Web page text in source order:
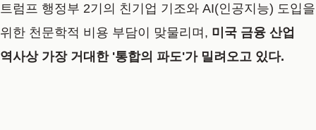
트럼프 행정부 2기의 친기업 기조와 AI(인공지능) 도입을
위한 천문학적 비용 부담이 맞물리며, 미국 금융 산업
역사상 가장 거대한 '통합의 파도'가 밀려오고 있다.